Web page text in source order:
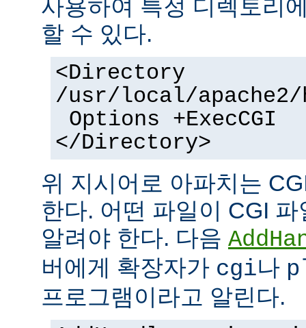
사용하여 특정 디렉토리
할 수 있다.
<Directory
/usr/local/apache2/
Options +ExecCGI
</Directory>
위 지시어로 아파치는
한다. 어떤 파일이 CGI
알려야 한다. 다음
버에게 확장자가 cgi나
프로그램이라고 알린다.